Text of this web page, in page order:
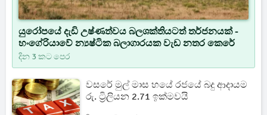
යුරෝපයේ දැඩි උෂ්ණත්වය බලශක්තියටත් තර්ජනයක් -
හංගේරියාවේ න්‍යෂ්ටික බලාගාරයක වැඩ නතර කෙරේ
දින 3 කට පෙර
වසරේ මුල් මාස හයේ රජයේ බදු ආදායම
රු. ට්‍රිලියන 2.71 ඉක්මවයි